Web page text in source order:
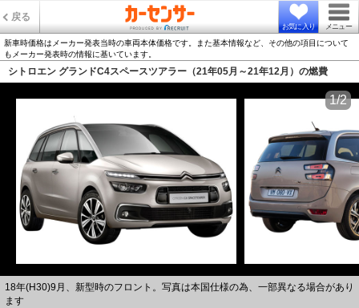
戻る
お気に入り メニュー
新車時価格はメーカー発表当時の車両本体価格です。また基本情報など、その他の項目について
もメーカー発表時の情報に基いています。
シトロエン グランドC4スペースツアラー（21年05月～21年12月）の燃費
18年(H30)9月、新型時のフロント。写真は本国仕様の為、一部異なる場合があり
ます
1/2